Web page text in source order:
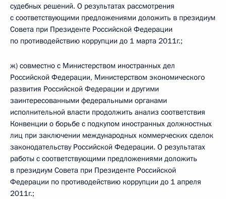
судебных решений. О результатах рассмотрения
с соответствующими предложениями доложить в президиум
Совета при Президенте Российской Федерации
по противодействию коррупции до 1 марта 2011г.;
ж) совместно с Министерством иностранных дел
Российской Федерации, Министерством экономического
развития Российской Федерации и другими
заинтересованными федеральными органами
исполнительной власти продолжить анализ соответствия
Конвенции о борьбе с подкупом иностранных должностных
лиц при заключении международных коммерческих сделок
законодательству Российской Федерации. О результатах
работы с соответствующими предложениями доложить
в президиум Совета при Президенте Российской
Федерации по противодействию коррупции до 1 апреля
2011г.;